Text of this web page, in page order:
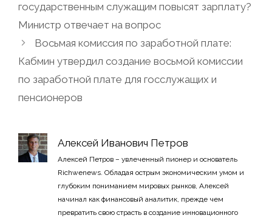
государственным служащим повысят зарплату?
Министр отвечает на вопрос
Восьмая комиссия по заработной плате:
Кабмин утвердил создание восьмой комиссии
по заработной плате для госслужащих и
пенсионеров
Алексей Иванович Петров
Алексей Петров – увлеченный пионер и основатель
Richwenews. Обладая острым экономическим умом и
глубоким пониманием мировых рынков, Алексей
начинал как финансовый аналитик, прежде чем
превратить свою страсть в создание инновационного